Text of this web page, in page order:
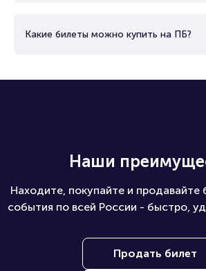
Какие билеты можно купить на ПБ?
Наши
Находите, покупайте и продавайте
события по всей России - быстро,
Продать билет